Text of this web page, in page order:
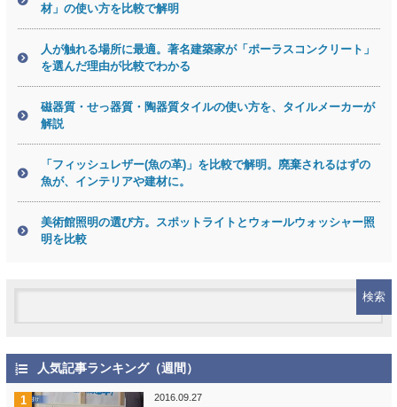
材」の使い方を比較で解明
人が触れる場所に最適。著名建築家が「ポーラスコンクリート」
を選んだ理由が比較でわかる
磁器質・せっ器質・陶器質タイルの使い方を、タイルメーカーが
解説
「フィッシュレザー(魚の革)」を比較で解明。廃棄されるはずの
魚が、インテリアや建材に。
美術館照明の選び方。スポットライトとウォールウォッシャー照
明を比較
人気記事ランキング（週間）
2016.09.27